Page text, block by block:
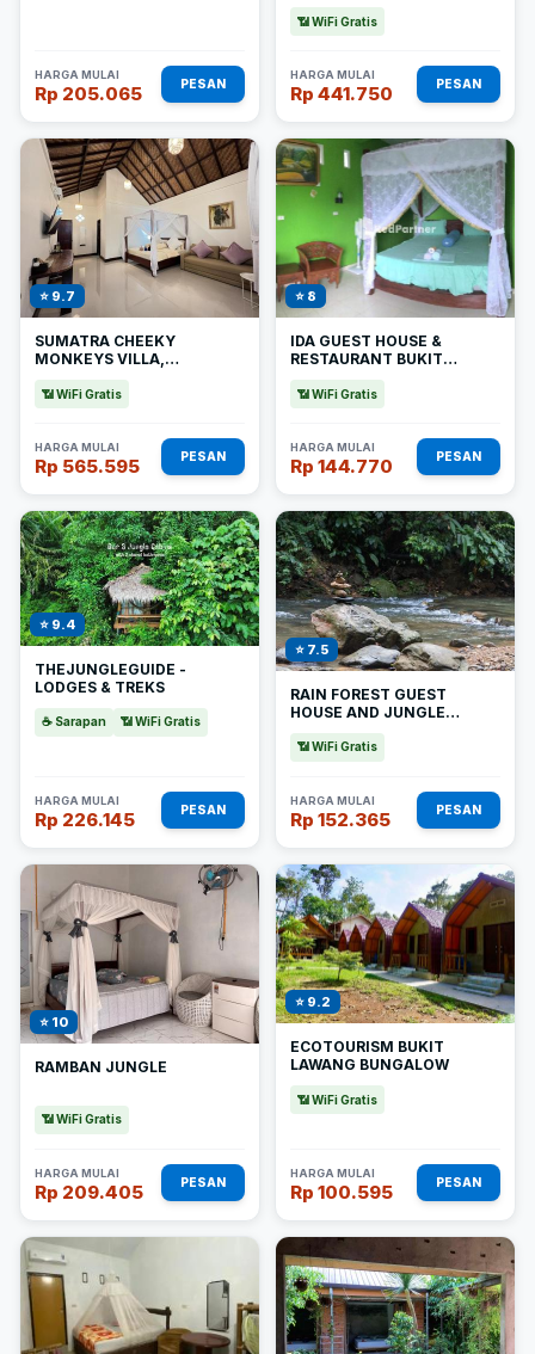
HARGA MULAI
Rp 205.065 PESAN
TOURS - FROM MAY TO
📶 WiFi Gratis
HARGA MULAI
Rp 441.750 PESAN
⭐ 9.7
SUMATRA CHEEKY
MONKEYS VILLA,
📶 WiFi Gratis
HARGA MULAI
Rp 565.595 PESAN
⭐ 8
IDA GUEST HOUSE &
RESTAURANT BUKIT
📶 WiFi Gratis
HARGA MULAI
Rp 144.770 PESAN
⭐ 9.4
THEJUNGLEGUIDE -
LODGES & TREKS
☕ Sarapan 📶 WiFi Gratis
HARGA MULAI
Rp 226.145 PESAN
⭐ 7.5
RAIN FOREST GUEST
HOUSE AND JUNGLE
📶 WiFi Gratis
HARGA MULAI
Rp 152.365 PESAN
⭐ 10
RAMBAN JUNGLE
📶 WiFi Gratis
HARGA MULAI
Rp 209.405 PESAN
⭐ 9.2
ECOTOURISM BUKIT
LAWANG BUNGALOW
📶 WiFi Gratis
HARGA MULAI
Rp 100.595 PESAN